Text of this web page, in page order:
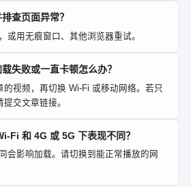
查页面异常？
或用无痕窗口、其他浏览器重试。
失败或一直卡顿怎么办？
的视频，再切换 Wi-Fi 或移动网络。若只
交文章链接。
Fi 和 4G 或 5G 下表现不同？
会影响加载。请切换到能正常播放的网